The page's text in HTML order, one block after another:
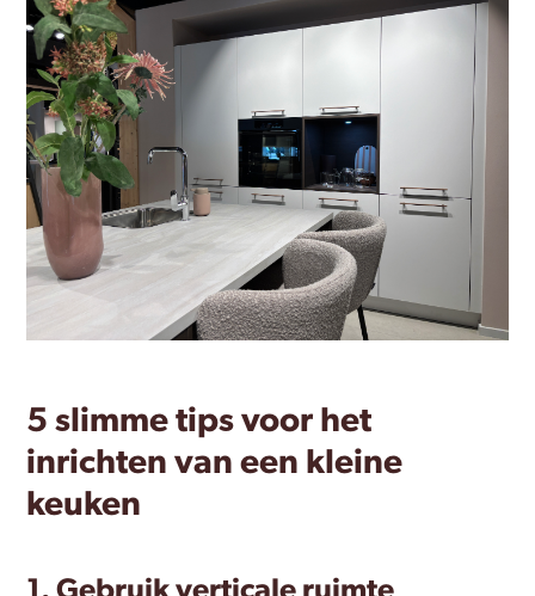
5 slimme tips voor het
inrichten van een kleine
keuken
1. Gebruik verticale ruimte